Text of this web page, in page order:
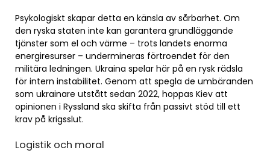
Psykologiskt skapar detta en känsla av sårbarhet. Om
den ryska staten inte kan garantera grundläggande
tjänster som el och värme – trots landets enorma
energiresurser – undermineras förtroendet för den
militära ledningen. Ukraina spelar här på en rysk rädsla
för intern instabilitet. Genom att spegla de umbäranden
som ukrainare utstått sedan 2022, hoppas Kiev att
opinionen i Ryssland ska skifta från passivt stöd till ett
krav på krigsslut.
Logistik och moral